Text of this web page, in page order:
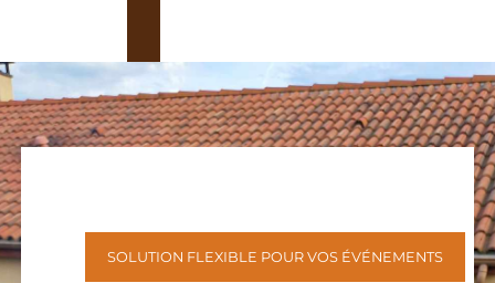
SOLUTION FLEXIBLE POUR VOS ÉVÉNEMENTS